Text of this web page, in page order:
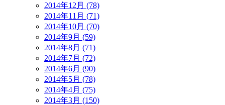
2014年12月 (78)
2014年11月 (71)
2014年10月 (70)
2014年9月 (59)
2014年8月 (71)
2014年7月 (72)
2014年6月 (90)
2014年5月 (78)
2014年4月 (75)
2014年3月 (150)